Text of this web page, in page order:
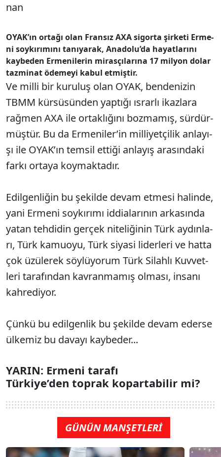
nan
OYA­K’­ın or­ta­ğı olan Fran­sız AXA si­gor­ta şir­ke­ti Er­me­
ni soy­kı­rı­mı­nı ta­nı­ya­rak, Ana­do­lu­’da ha­yat­la­rı­nı
kay­be­den Er­me­ni­le­rin mi­ras­çı­la­rı­na 17 mil­yon do­lar
taz­mi­nat öde­me­yi ka­bul et­miş­tir.
Ve mil­li bir ku­ru­luş olan OYAK, ben­de­ni­zin
TBMM kür­sü­sün­den yap­tı­ğı ıs­rar­lı ikaz­la­ra
rağ­men AXA ile or­tak­lı­ğı­nı boz­ma­mış, sür­dür­
müş­tür. Bu da Er­me­ni­le­r’in mil­li­yet­çi­lik an­la­yı­
şı ile OYA­K’­ın tem­sil et­ti­ği an­la­yış ara­sın­da­ki
far­kı or­ta­ya koy­mak­ta­dır.
Edil­gen­li­ğin bu şe­kil­de de­vam et­me­si ha­lin­de,
ya­ni Er­me­ni soy­kı­rı­mı id­di­ala­rı­nın ar­ka­sın­da
ya­tan teh­di­din ger­çek ni­te­li­ği­nin Türk ay­dın­la­
rı, Türk ka­muoyu, Türk si­ya­si li­der­le­ri ve hat­ta
çok üzü­le­rek söy­lü­yo­rum Türk Si­lah­lı Kuv­vet­
le­ri ta­ra­fın­dan kav­ran­ma­mış ol­ma­sı, in­sa­nı
kah­re­di­yor.
Çün­kü bu edil­gen­lik bu şe­kil­de de­vam eder­se
ül­ke­miz bu da­va­yı kay­be­der...
YARIN: Ermeni tarafı
Türkiye’den toprak kopartabilir mi?
GÜNÜN MANŞETLERİ